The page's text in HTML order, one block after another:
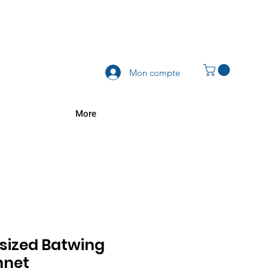
Mon compte
More
Batwing